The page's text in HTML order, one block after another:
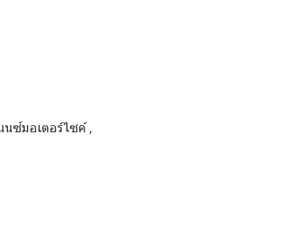
นซ์มอเตอร์ไซค์ ,